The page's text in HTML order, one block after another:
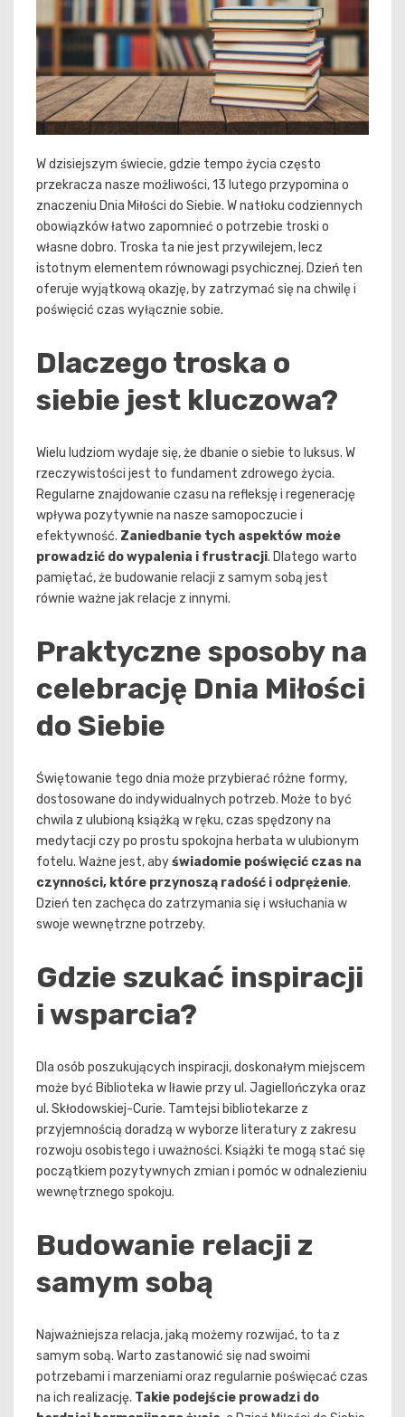
W dzisiejszym świecie, gdzie tempo życia często
przekracza nasze możliwości, 13 lutego przypomina o
znaczeniu Dnia Miłości do Siebie. W natłoku codziennych
obowiązków łatwo zapomnieć o potrzebie troski o
własne dobro. Troska ta nie jest przywilejem, lecz
istotnym elementem równowagi psychicznej. Dzień ten
oferuje wyjątkową okazję, by zatrzymać się na chwilę i
poświęcić czas wyłącznie sobie.
Dlaczego troska o
siebie jest kluczowa?
Wielu ludziom wydaje się, że dbanie o siebie to luksus. W
rzeczywistości jest to fundament zdrowego życia.
Regularne znajdowanie czasu na refleksję i regenerację
wpływa pozytywnie na nasze samopoczucie i
efektywność. Zaniedbanie tych aspektów może
prowadzić do wypalenia i frustracji. Dlatego warto
pamiętać, że budowanie relacji z samym sobą jest
równie ważne jak relacje z innymi.
Praktyczne sposoby na
celebrację Dnia Miłości
do Siebie
Świętowanie tego dnia może przybierać różne formy,
dostosowane do indywidualnych potrzeb. Może to być
chwila z ulubioną książką w ręku, czas spędzony na
medytacji czy po prostu spokojna herbata w ulubionym
fotelu. Ważne jest, abyświadomie poświęcić czas na
czynności, które przynoszą radość i odprężenie.
Dzień ten zachęca do zatrzymania się i wsłuchania w
swoje wewnętrzne potrzeby.
Gdzie szukać inspiracji
i wsparcia?
Dla osób poszukujących inspiracji, doskonałym miejscem
może być Biblioteka w Iławie przy ul. Jagiellończyka oraz
ul. Skłodowskiej-Curie. Tamtejsi bibliotekarze z
przyjemnością doradzą w wyborze literatury z zakresu
rozwoju osobistego i uważności. Książki te mogą stać się
początkiem pozytywnych zmian i pomóc w odnalezieniu
wewnętrznego spokoju.
Budowanie relacji z
samym sobą
Najważniejsza relacja, jaką możemy rozwijać, to ta z
samym sobą. Warto zastanowić się nad swoimi
potrzebami i marzeniami oraz regularnie poświęcać czas
na ich realizację. Takie podejście prowadzi do